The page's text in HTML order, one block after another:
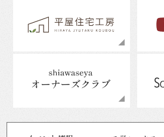
© 2026 TAJIRI